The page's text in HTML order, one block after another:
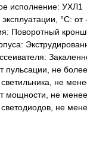
исполнение: УХЛ1
°С: от
Поворотный
пульсации, не
не
мощности, не
не